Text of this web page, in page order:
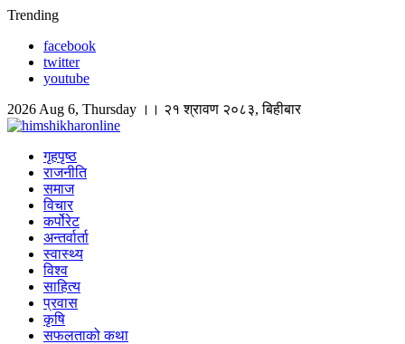
Skip
content
Trending
facebook
twitter
youtube
2026 Aug 6, Thursday ।। २१ श्रावण २०८३, बिहीबार
Himshikhar Online
गृहपृष्ठ
राजनीति
समाज
विचार
कर्पोरेट
अन्तर्वार्ता
स्वास्थ्य
विश्व
साहित्य
प्रवास
कृषि
सफलताको कथा